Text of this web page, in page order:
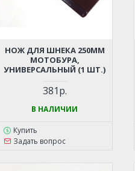
НОЖ ДЛЯ ШНЕКА 250ММ
МОТОБУРА,
УНИВЕРСАЛЬНЫЙ (1 ШТ.)
381р.
В НАЛИЧИИ
Купить
Задать вопрос